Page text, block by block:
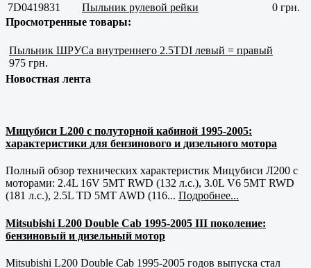
7D0419831
Пыльник рулевой рейки
0 грн.
Просмотренные товары:
Пыльник ШРУСа внутреннего 2.5TDI левый = правый
975 грн.
Новостная лента
Мицубиси L200 с полуторной кабиной 1995-2005:
характеристики для бензинового и дизельного мотора
Полный обзор технических характеристик Мицубиси Л200 с
моторами: 2.4L 16V 5MT RWD (132 л.с.), 3.0L V6 5MT RWD
(181 л.с.), 2.5L TD 5MT AWD (116... Подробнее...
Mitsubishi L200 Double Cab 1995-2005 III поколение:
бензиновый и дизельный мотор
Mitsubishi L200 Double Cab 1995-2005 годов выпуска стал